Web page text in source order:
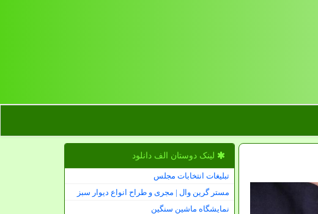
لینک دوستان الف دانلود
تبلیغات انتخابات مجلس
مستر گرین وال | مجری و طراح انواع دیوار سبز
نمایشگاه ماشین سنگین